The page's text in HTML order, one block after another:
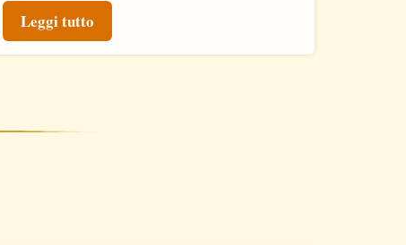
Leggi tutto